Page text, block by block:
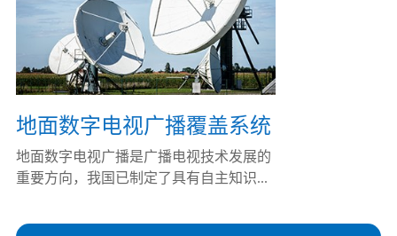
地面数字电视广播覆盖系统
地面数字电视广播是广播电视技术发展的
重要方向，我国已制定了具有自主知识...